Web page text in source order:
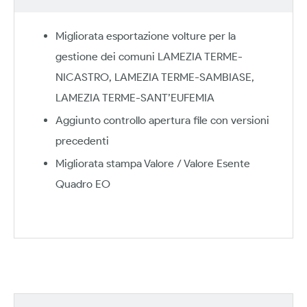
Migliorata esportazione volture per la
gestione dei comuni LAMEZIA TERME-
NICASTRO, LAMEZIA TERME-SAMBIASE,
LAMEZIA TERME-SANT’EUFEMIA
Aggiunto controllo apertura file con versioni
precedenti
Migliorata stampa Valore / Valore Esente
Quadro EO